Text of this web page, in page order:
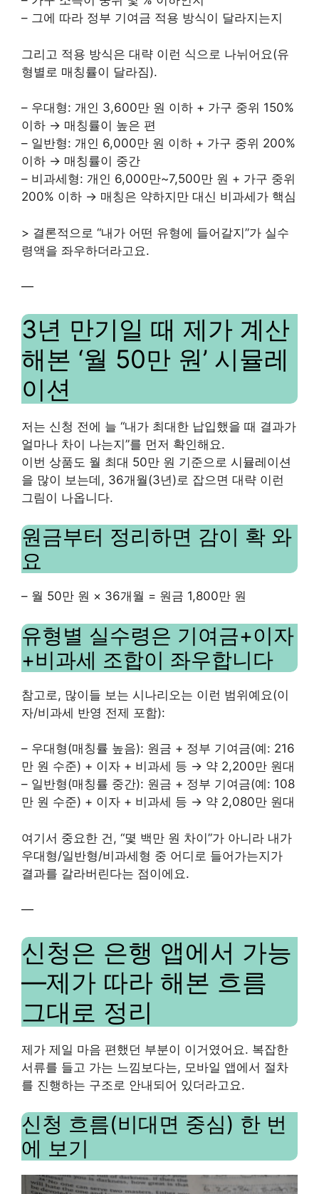
– 그에 따라 정부 기여금 적용 방식이 달라지는지
그리고 적용 방식은 대략 이런 식으로 나뉘어요(유
형별로 매칭률이 달라짐).
– 우대형: 개인 3,600만 원 이하 + 가구 중위 150%
이하 → 매칭률이 높은 편
– 일반형: 개인 6,000만 원 이하 + 가구 중위 200%
이하 → 매칭률이 중간
– 비과세형: 개인 6,000만~7,500만 원 + 가구 중위
200% 이하 → 매칭은 약하지만 대신 비과세가 핵심
> 결론적으로 “내가 어떤 유형에 들어갈지”가 실수
령액을 좌우하더라고요.
—
3년 만기일 때 제가 계산
해본 ‘월 50만 원’ 시뮬레
이션
저는 신청 전에 늘 “내가 최대한 납입했을 때 결과가
얼마나 차이 나는지”를 먼저 확인해요.
이번 상품도 월 최대 50만 원 기준으로 시뮬레이션
을 많이 보는데, 36개월(3년)로 잡으면 대략 이런
그림이 나옵니다.
원금부터 정리하면 감이 확 와
요
– 월 50만 원 × 36개월 = 원금 1,800만 원
유형별 실수령은 기여금+이자
+비과세 조합이 좌우합니다
참고로, 많이들 보는 시나리오는 이런 범위예요(이
자/비과세 반영 전제 포함):
– 우대형(매칭률 높음): 원금 + 정부 기여금(예: 216
만 원 수준) + 이자 + 비과세 등 → 약 2,200만 원대
– 일반형(매칭률 중간): 원금 + 정부 기여금(예: 108
만 원 수준) + 이자 + 비과세 등 → 약 2,080만 원대
여기서 중요한 건, “몇 백만 원 차이”가 아니라 내가
우대형/일반형/비과세형 중 어디로 들어가는지가
결과를 갈라버린다는 점이에요.
—
신청은 은행 앱에서 가능
—제가 따라 해본 흐름
그대로 정리
제가 제일 마음 편했던 부분이 이거였어요. 복잡한
서류를 들고 가는 느낌보다는, 모바일 앱에서 절차
를 진행하는 구조로 안내되어 있더라고요.
신청 흐름(비대면 중심) 한 번
에 보기